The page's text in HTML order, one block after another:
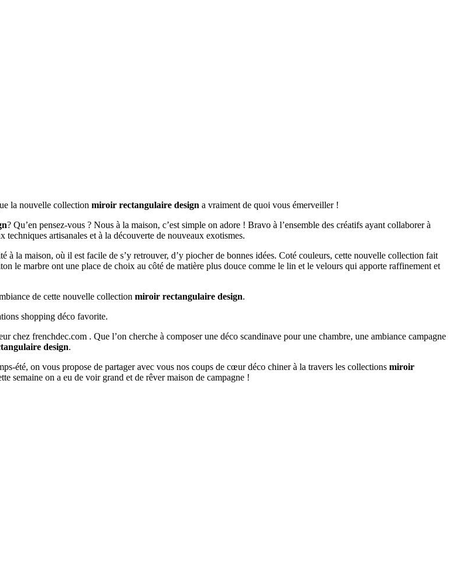
la nouvelle collection miroir rectangulaire design a vraiment de quoi vous émerveiller !
? Qu’en pensez-vous ? Nous à la maison, c’est simple on adore ! Bravo à l’ensemble des créatifs ayant collaborer à
artisanales et à la découverte de nouveaux exotismes.
à la maison, où il est facile de s’y retrouver, d’y piocher de bonnes idées. Coté couleurs, cette nouvelle collection fait
le marbre ont une place de choix au côté de matière plus douce comme le lin et le velours qui apporte raffinement et
de cette nouvelle collection miroir rectangulaire design.
shopping déco favorite.
chez frenchdec.com . Que l’on cherche à composer une déco scandinave pour une chambre, une ambiance campagne
design.
été, on vous propose de partager avec vous nos coups de cœur déco chiner à la travers les collections miroir
semaine on a eu de voir grand et de rêver maison de campagne !